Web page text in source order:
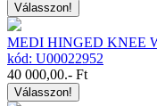
Válasszon!
MEDI HINGED KNEE
kód: U00022952
40 000,00.- Ft
Válasszon!